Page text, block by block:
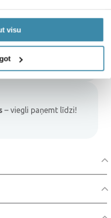
visu
mikroemulsijas
– viegli paņemt līdzi!